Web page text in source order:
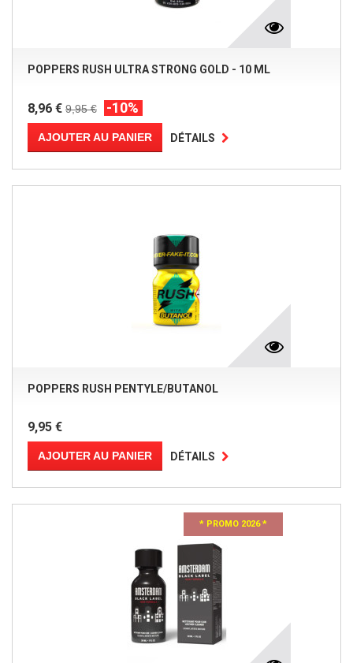
POPPERS RUSH ULTRA STRONG GOLD - 10 ML
8,96 € 9,95 € -10%
AJOUTER AU PANIER DÉTAILS
POPPERS RUSH PENTYLE/BUTANOL
9,95 €
AJOUTER AU PANIER DÉTAILS
* PROMO 2026 *